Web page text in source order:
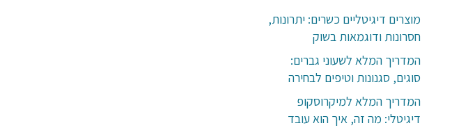
מוצרים דיגיטליים כשרים: יתרונות,
חסרונות ודוגמאות בשוק
המדריך המלא לשעוני גברים:
סוגים, סגנונות וטיפים לבחירה
המדריך המלא למיקרוסקופ
דיגיטלי: מה זה, איך הוא עובד